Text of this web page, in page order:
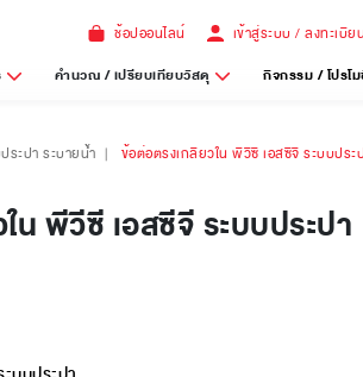
ช้อปออนไลน์ เข้าสู่ระบบ / ลงทะเบียน
คำนวณ / เปรียบเทียบวัสดุ กิจกรรม / โปรโ
ระปา ระบายน้ำ | ข้อต่อตรงเกลียวใน พีวีซี เอสซีจี ระบบปร
น พีวีซี เอสซีจี ระบบประปา